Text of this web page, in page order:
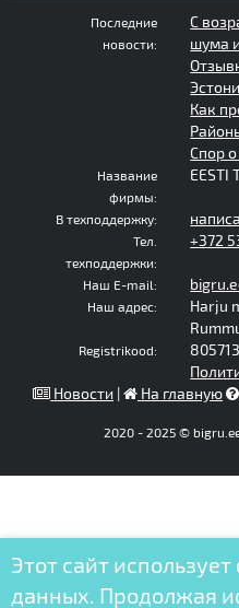
Последние
новости:
С
шума и
Как
Спор о
Название
фирмы:
EESTI
В техподдержку:
Тел.
техподдержки:
+372
Наш E-mail:
Наш адрес:
Harju
Registrikood:
Новости | На главную
2020 - 2025 ©
Этот сайт
данных. Продолжая